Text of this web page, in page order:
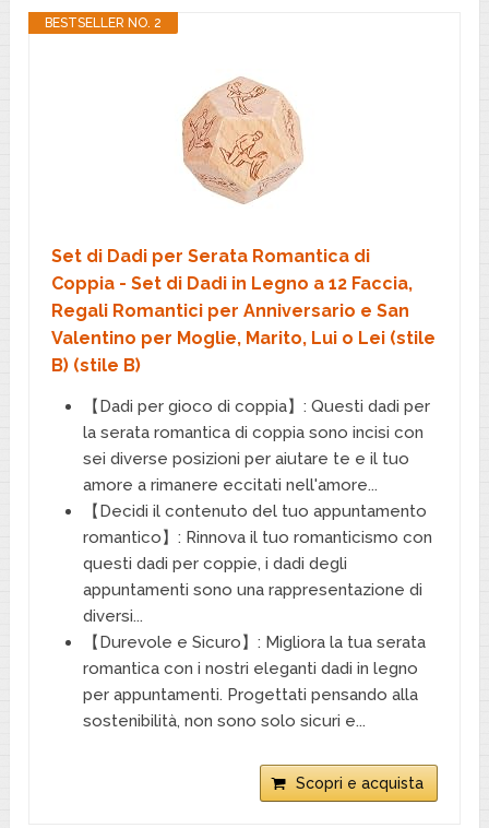
BESTSELLER NO. 2
Set di Dadi per Serata Romantica di
Coppia - Set di Dadi in Legno a 12 Faccia,
Regali Romantici per Anniversario e San
Valentino per Moglie, Marito, Lui o Lei (stile
B) (stile B)
【Dadi per gioco di coppia】: Questi dadi per
la serata romantica di coppia sono incisi con
sei diverse posizioni per aiutare te e il tuo
amore a rimanere eccitati nell'amore...
【Decidi il contenuto del tuo appuntamento
romantico】: Rinnova il tuo romanticismo con
questi dadi per coppie, i dadi degli
appuntamenti sono una rappresentazione di
diversi...
【Durevole e Sicuro】: Migliora la tua serata
romantica con i nostri eleganti dadi in legno
per appuntamenti. Progettati pensando alla
sostenibilità, non sono solo sicuri e...
Scopri e acquista